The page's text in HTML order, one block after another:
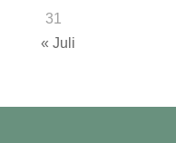
31
« Juli